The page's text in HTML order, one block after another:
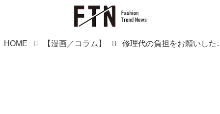
HOME 【漫画／コラム】 修理代の負担をお願